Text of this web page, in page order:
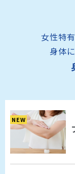
女性特
身体
NEW